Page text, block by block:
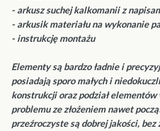
- arkusz suchej kalkomanii z
- arkusik materiału na wykonanie
- instrukcję montażu
Elementy są bardzo ładnie i
posiadają sporo małych i
konstrukcji oraz podział
problemu ze złożeniem nawet
przeźroczyste są dobrej jakości,